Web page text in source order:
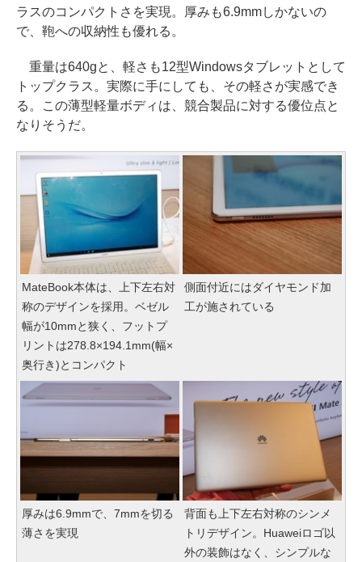
ラスのコンパクトさを実現。厚みも6.9mmしかないの
で、鞄への収納性も優れる。
重量は640gと、軽さも12型Windowsタブレットとして
トップクラス。実際に手にしても、その軽さが実感でき
る。この薄型軽量ボディは、競合製品に対する優位点と
なりそうだ。
MateBook本体は、上下左右対
称のデザインを採用。ベゼル
幅が10mmと狭く、フットプ
リントは278.8×194.1mm(幅×
奥行き)とコンパクト
側面付近にはダイヤモンド加
工が施されている
厚みは6.9mmで、7mmを切る
薄さを実現
背面も上下左右対称のシンメ
トリデザイン。Huaweiロゴ以
外の装飾はなく、シンプルな